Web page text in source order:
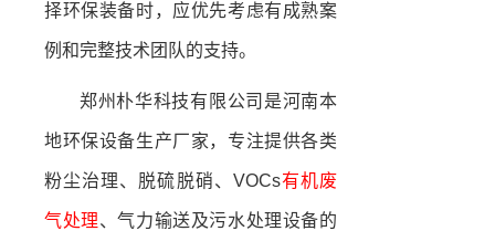
择环保装备时，应优先考虑有成熟案
例和完整技术团队的支持。
郑州朴华科技有限公司是河南本
地环保设备生产厂家，专注提供各类
粉尘治理、脱硫脱硝、VOCs有机废
气处理、气力输送及污水处理设备的